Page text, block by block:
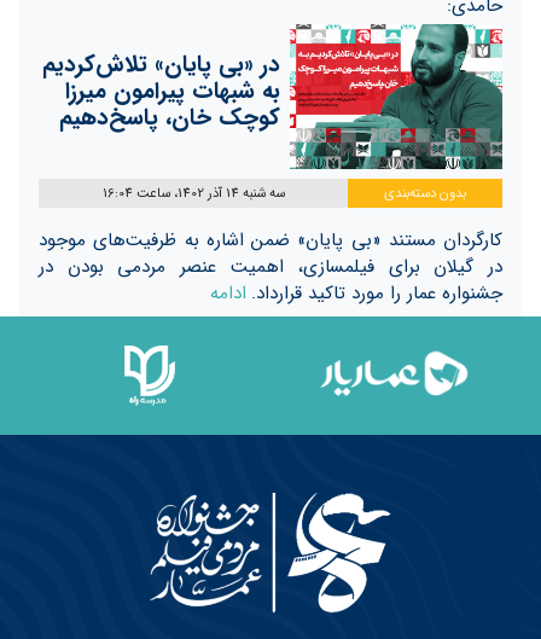
در «بی پایان» تلاش‌کردیم
به شبهات پیرامون میرزا
کوچک خان، پاسخ‌دهیم
بدون دسته‌بندی سه شنبه 14 آذر 1402، ساعت 16:04
کارگردان مستند «بی پایان» ضمن اشاره به ظرفیت‌های موجود
در گیلان برای فیلمسازی، اهمیت عنصر مردمی بودن در
جشنواره عمار را مورد تاکید قرار‌داد. ادامه